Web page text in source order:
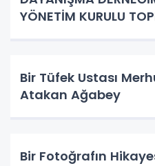
YÖNETİM KURULU
Bir Tüfek Ustası
Atakan Ağabey
Bir Fotoğrafın